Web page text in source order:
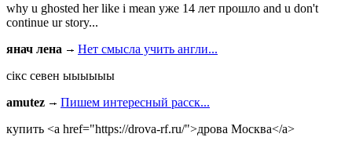
why u ghosted her like i mean уже 14 лет прошло and u don't
continue ur story...
янач лена
Нет смысла учить англи...
сiкс севен ыыыыыы
amutez
Пишем интересный расск...
купить <a href="https://drova-rf.ru/">дрова Москва</a>